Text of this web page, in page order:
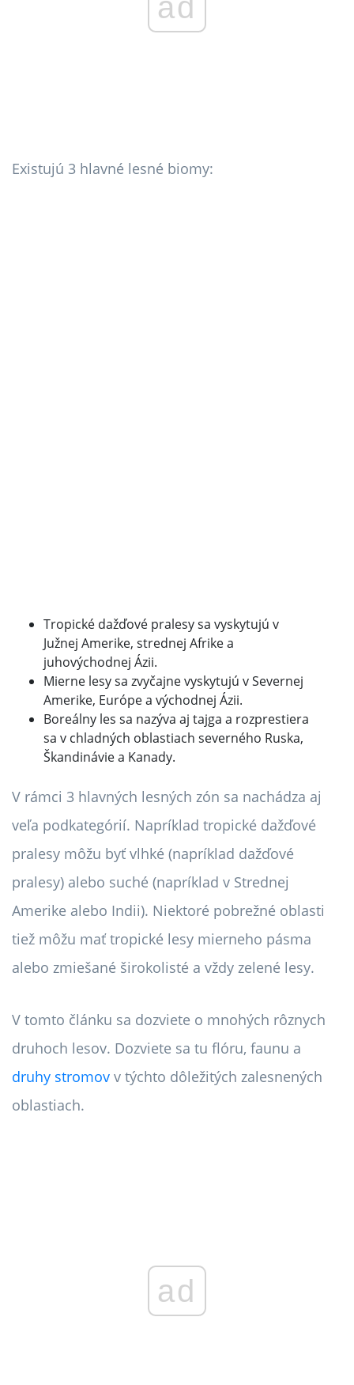
Existujú 3 hlavné lesné biomy:
Tropické dažďové pralesy sa vyskytujú v
Južnej Amerike, strednej Afrike a
juhovýchodnej Ázii.
Mierne lesy sa zvyčajne vyskytujú v Severnej
Amerike, Európe a východnej Ázii.
Boreálny les sa nazýva aj tajga a rozprestiera
sa v chladných oblastiach severného Ruska,
Škandinávie a Kanady.
V rámci 3 hlavných lesných zón sa nachádza aj
veľa podkategórií. Napríklad tropické dažďové
pralesy môžu byť vlhké (napríklad dažďové
pralesy) alebo suché (napríklad v Strednej
Amerike alebo Indii). Niektoré pobrežné oblasti
tiež môžu mať tropické lesy mierneho pásma
alebo zmiešané širokolisté a vždy zelené lesy.
V tomto článku sa dozviete o mnohých rôznych
druhoch lesov. Dozviete sa tu flóru, faunu a
druhy stromov v týchto dôležitých zalesnených
oblastiach.
ad